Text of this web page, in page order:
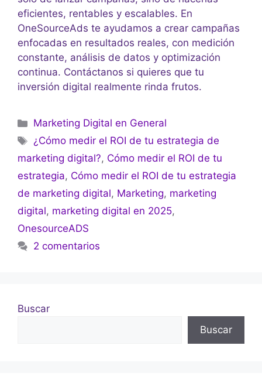
eficientes, rentables y escalables. En
OneSourceAds te ayudamos a crear campañas
enfocadas en resultados reales, con medición
constante, análisis de datos y optimización
continua. Contáctanos si quieres que tu
inversión digital realmente rinda frutos.
Marketing Digital en General
¿Cómo medir el ROI de tu estrategia de
marketing digital?, Cómo medir el ROI de tu
estrategia, Cómo medir el ROI de tu estrategia
de marketing digital, Marketing, marketing
digital, marketing digital en 2025,
OnesourceADS
2 comentarios
Buscar
Buscar